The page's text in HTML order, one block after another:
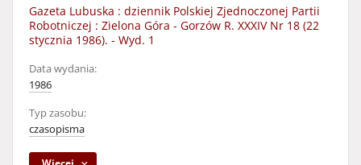
Gazeta Lubuska : dziennik Polskiej Zjednoczonej Partii
Robotniczej : Zielona Góra - Gorzów R. XXXIV Nr 18 (22
stycznia 1986). - Wyd. 1
Data wydania:
1986
Typ zasobu:
czasopisma